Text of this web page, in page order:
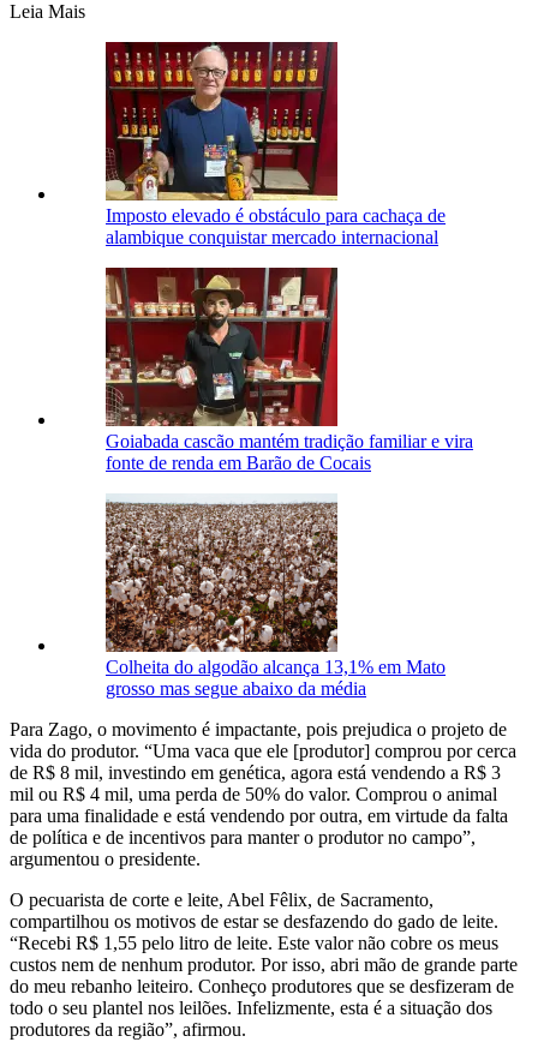
Leia Mais
Imposto elevado é obstáculo para cachaça de
alambique conquistar mercado internacional
Goiabada cascão mantém tradição familiar e vira
fonte de renda em Barão de Cocais
Colheita do algodão alcança 13,1% em Mato
grosso mas segue abaixo da média
Para Zago, o movimento é impactante, pois prejudica o projeto de
vida do produtor. “Uma vaca que ele [produtor] comprou por cerca
de R$ 8 mil, investindo em genética, agora está vendendo a R$ 3
mil ou R$ 4 mil, uma perda de 50% do valor. Comprou o animal
para uma finalidade e está vendendo por outra, em virtude da falta
de política e de incentivos para manter o produtor no campo”,
argumentou o presidente.
O pecuarista de corte e leite, Abel Fêlix, de Sacramento,
compartilhou os motivos de estar se desfazendo do gado de leite.
“Recebi R$ 1,55 pelo litro de leite. Este valor não cobre os meus
custos nem de nenhum produtor. Por isso, abri mão de grande parte
do meu rebanho leiteiro. Conheço produtores que se desfizeram de
todo o seu plantel nos leilões. Infelizmente, esta é a situação dos
produtores da região”, afirmou.